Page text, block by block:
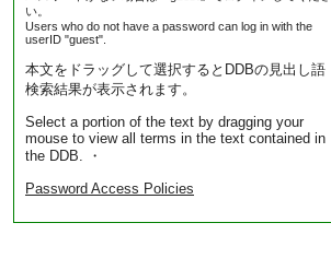
い。
Users who do not have a password can log in with the
userID "guest".
本文をドラッグして選択するとDDBの見出し語
検索結果が表示されます。
Select a portion of the text by dragging your
mouse to view all terms in the text contained in
the DDB. ・
Password Access Policies